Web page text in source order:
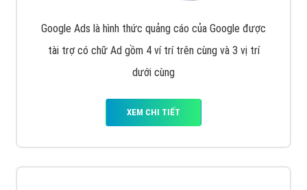
Google Ads là hình thức quảng cáo của Google được
tài trợ có chữ Ad gồm 4 ví trí trên cùng và 3 vị trí
dưới cùng
XEM CHI TIẾT